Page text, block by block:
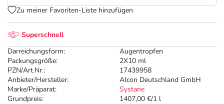
Superschnell
Darreichungsform:
Augentropfen
Packungsgröße:
2X10 ml
PZN/Art.Nr.:
17439958
Anbieter/Hersteller:
Alcon Deutschland GmbH
Marke/Präparat:
Systane
Grundpreis:
1407,00 €/1 l
Zu meiner Favoriten-Liste hinzufügen